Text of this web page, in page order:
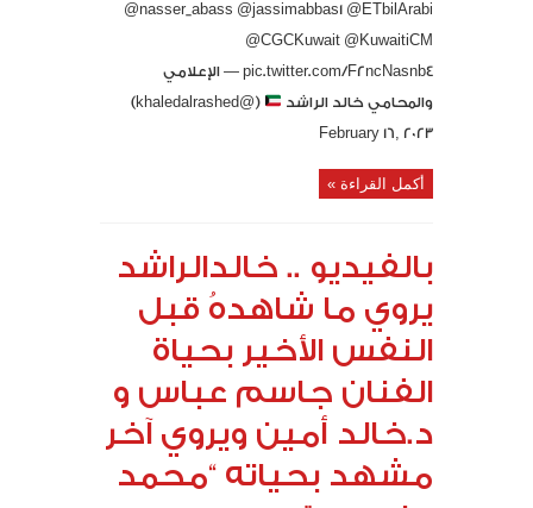
@nasser_abass @jassimabbas1 @ETbilArabi
@CGCKuwait @KuwaitiCM
pic.twitter.com/F2ncNasnb4 — الإعلامي
والمحامي خالد الراشد
(@khaledalrashed)
February 16, 2023
أكمل القراءة »
بالفيديو .. خالدالراشد
يروي ما شاهدهُ قبل
النفس الأخير بحياة
الفنان جاسم عباس و
د.خالد أمين ويروي آخر
مشهد بحياته “محمد